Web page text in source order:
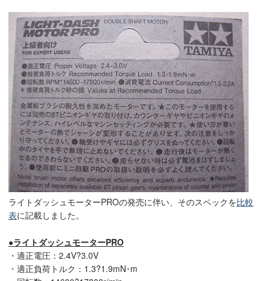
ライトダッシュモーターPROの発売に伴い、そのスペックを比較
表に記載しました。
●ライトダッシュモーターPRO
・適正電圧：2.4V?3.0V
・適正負荷トルク：1.3?1.9mN･m